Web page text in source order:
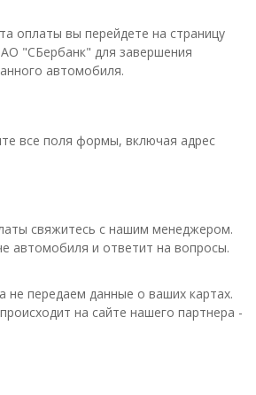
оплаты вы перейдете на страницу
"СБербанк" для завершения
автомобиля.
все поля формы, включая адрес
свяжитесь с нашим менеджером.
автомобиля и ответит на вопросы.
не передаем данные о ваших картах.
на сайте нашего партнера -